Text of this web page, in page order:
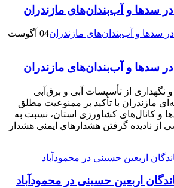
سدها و آب‌بندان‌‌های مازندران
04 آگوست
سدها و آب‌بندان‌‌های مازندران
و نگهداری از تأسیسات آبی و برق‌آبی
مازندران با تأکید بر ممنوعیت مطلق
و کانال‌های کشاورزی استان، نسبت به
از نادیده گرفتن هشدارهای ایمنی هشدار
اربعین حسینی در محمودآباد